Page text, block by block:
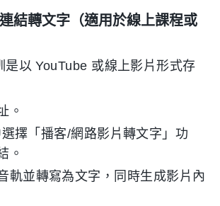
結轉文字（適用於線上課程或
是以 YouTube 或線上影片形式存
。
擇「播客/網路影片轉文字」功
。
軌並轉寫為文字，同時生成影片內